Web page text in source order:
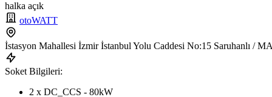
halka açık
otoWATT
İstasyon Mahallesi İzmir İstanbul Yolu Caddesi No:15 Saruhanlı /
Soket Bilgileri:
2 x DC_CCS - 80kW